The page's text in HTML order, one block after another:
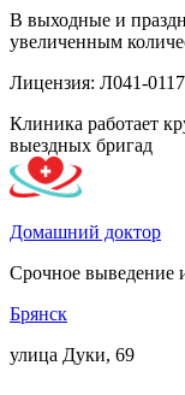
В выходные и
увеличенным
Лицензия: Л041-
Клиника работает
выездных бригад
Домашний доктор
Срочное выведение
Брянск
улица Дуки, 69